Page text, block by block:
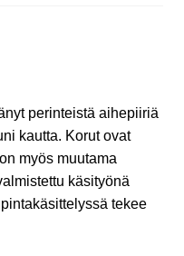
perinteistä aihepiiriä
kautta. Korut ovat
myös muutama
käsityönä
tekee